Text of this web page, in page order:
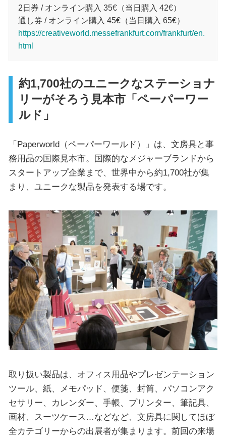
2日券 / オンライン購入 35€（当日購入 42€）
通し券 / オンライン購入 45€（当日購入 65€）
https://creativeworld.messefrankfurt.com/frankfurt/en.
html
約1,700社のユニークなステーショナ
リーがそろう見本市「ペーパーワー
ルド」
「Paperworld（ペーパーワールド）」は、文房具と事
務用品の国際見本市。国際的なメジャーブランドから
スタートアップ企業まで、世界中から約1,700社が集
まり、ユニークな製品を発表する場です。
取り扱い製品は、オフィス用品やプレゼンテーション
ツール、紙、メモパッド、便箋、封筒、パソコンアク
セサリー、カレンダー、手帳、プリンター、筆記具、
画材、スーツケース…などなど、文房具に関してほぼ
全カテゴリーからの出展者が集まります。前回の来場